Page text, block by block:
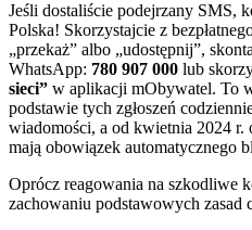
Jeśli dostaliście podejrzany SMS,
Polska! Skorzystajcie z
„przekaż” albo „udostępnij”,
WhatsApp: 780 907 000 lub
sieci” w aplikacji mObywatel. To
podstawie tych zgłoszeń
wiadomości, a od kwietnia 2024 r.
mają obowiązek automatycznego
Oprócz reagowania na szkodliwe
zachowaniu podstawowych zasad